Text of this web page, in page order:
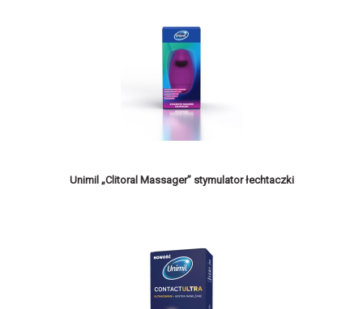
Unimil „Clitoral Massager” stymulator łechtaczki